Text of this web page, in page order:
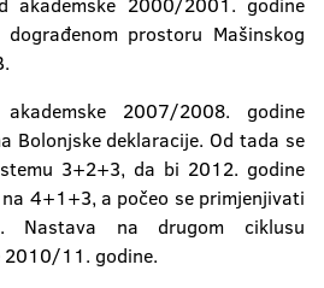
prostoru Mašinskog
2007/2008. godine
Bolonjske deklaracije. Od tada se
3+2+3, da bi 2012. godine
4+1+3, a počeo se primjenjivati
Nastava na drugom ciklusu
2010/11. godine.